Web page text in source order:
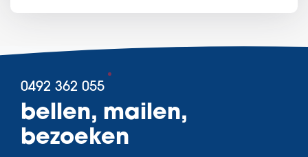
0492 362 055
bellen, mailen,
bezoeken